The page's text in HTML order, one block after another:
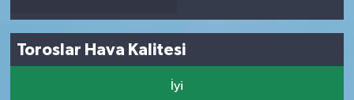
Toroslar Hava Kalitesi
İyi